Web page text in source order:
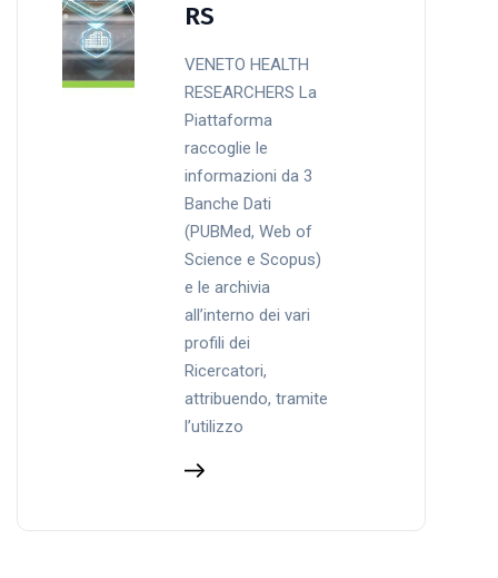
RS
VENETO HEALTH
RESEARCHERS La
Piattaforma
raccoglie le
informazioni da 3
Banche Dati
(PUBMed, Web of
Science e Scopus)
e le archivia
all’interno dei vari
profili dei
Ricercatori,
attribuendo, tramite
l’utilizzo